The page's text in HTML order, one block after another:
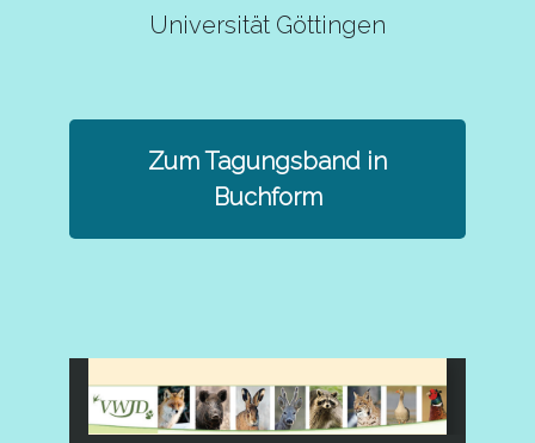
Universität Göttingen
Zum Tagungsband in
Buchform